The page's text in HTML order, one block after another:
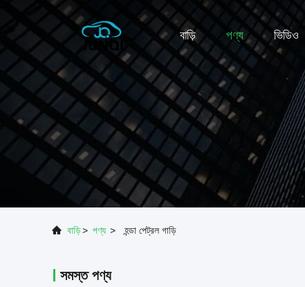
বাড়ি পণ্য ভিডিও
বাড়ি> পণ্য > হন্ডা পেট্রল গাড়ি
সমস্ত পণ্য